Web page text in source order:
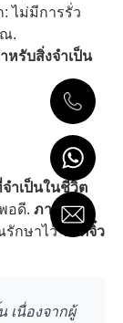
ไม่มีการรั่ว
ณ.
หรับสิ่งจำเป็น
ำเป็นในชีวิต
อดี. ภาชนะ
กษาไว้ขวดจิ๋ว
เนื่องจากผู้